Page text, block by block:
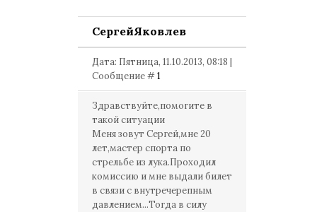
СергейЯковлев
Дата: Пятница, 11.10.2013, 08:18 |
Сообщение #1
Здравствуйте,помогите в
такой ситуации
Меня зовут Сергей,мне 20
лет,мастер спорта по
стрельбе из лука.Проходил
комиссию и мне выдали билет
в связи с внутречерепным
давлением...Тогда в силу